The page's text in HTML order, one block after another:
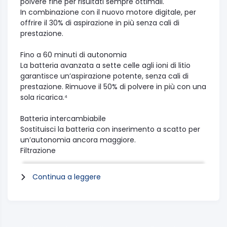
In combinazione con il nuovo motore digitale, per
offrire il 30% di aspirazione in più senza cali di
prestazione.
Fino a 60 minuti di autonomia
La batteria avanzata a sette celle agli ioni di litio
garantisce un’aspirazione potente, senza cali di
prestazione. Rimuove il 50% di polvere in più con una
sola ricarica.⁴
Batteria intercambiabile
Sostituisci la batteria con inserimento a scatto per
un’autonomia ancora maggiore.
Filtrazione
Sistema di separazione Root Cyclone™
I 15 cicloni Dyson catturano e separano la polvere e i
Continua a leggere